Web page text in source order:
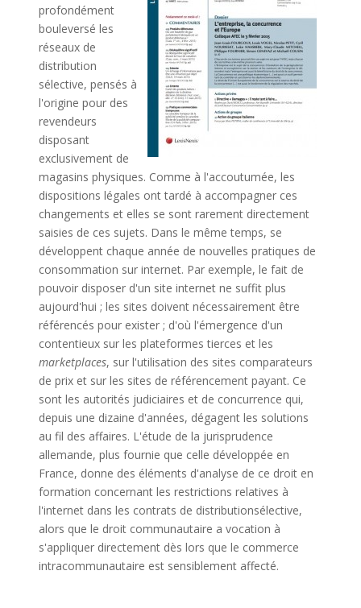
profondément
bouleversé les
réseaux de
distribution
sélective, pensés à
l'origine pour des
revendeurs
disposant
exclusivement de
magasins physiques. Comme à l'accoutumée, les
dispositions légales ont tardé à accompagner ces
changements et elles se sont rarement directement
saisies de ces sujets. Dans le même temps, se
développent chaque année de nouvelles pratiques de
consommation sur internet. Par exemple, le fait de
pouvoir disposer d'un site internet ne suffit plus
aujourd'hui ; les sites doivent nécessairement être
référencés pour exister ; d'où l'émergence d'un
contentieux sur les plateformes tierces et les
marketplaces, sur l'utilisation des sites comparateurs
de prix et sur les sites de référencement payant. Ce
sont les autorités judiciaires et de concurrence qui,
depuis une dizaine d'années, dégagent les solutions
au fil des affaires. L'étude de la jurisprudence
allemande, plus fournie que celle développée en
France, donne des éléments d'analyse de ce droit en
formation concernant les restrictions relatives à
l'internet dans les contrats de distributionsélective,
alors que le droit communautaire a vocation à
s'appliquer directement dès lors que le commerce
intracommunautaire est sensiblement affecté.